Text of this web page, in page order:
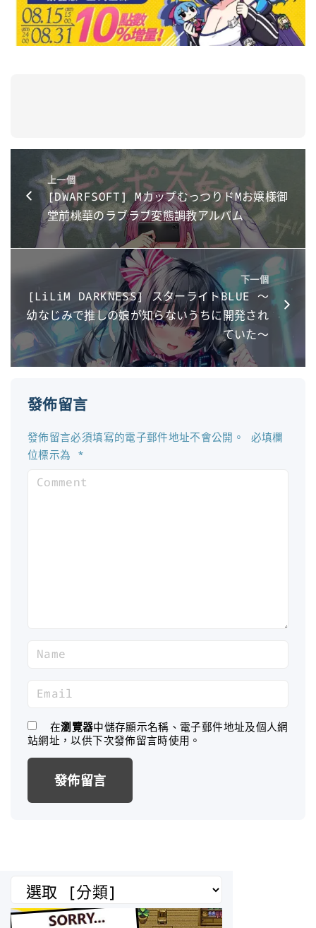
上一個
[DWARFSOFT] MカップむっつりドMお嬢様御
堂前桃華のラブラブ変態調教アルバム
下一個
[LiLiM DARKNESS] スターライトBLUE ～
幼なじみで推しの娘が知らないうちに開発され
ていた～
發佈留言
發佈留言必須填寫的電子郵件地址不會公開。
必填欄
位標示為 *
*
a
i
l
在瀏覽器中儲存顯示名稱、電子郵件地址及個人網
站網址，以供下次發佈留言時使用。
類